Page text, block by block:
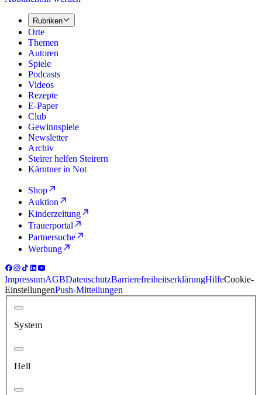
Rubriken
Orte
Themen
Autoren
Spiele
Podcasts
Videos
Rezepte
E-Paper
Club
Gewinnspiele
Newsletter
Archiv
Steirer helfen Steirern
Kärntner in Not
Shop
Auktion
Kinderzeitung
Trauerportal
Partnersuche
Werbung
ImpressumAGBDatenschutzBarrierefreiheitserklärungHilfeCookie-
EinstellungenPush-Mitteilungen
System
Hell